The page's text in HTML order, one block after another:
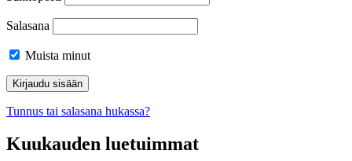
Salasana
Muista minut
Tunnus tai salasana hukassa?
Kuukauden luetuimmat